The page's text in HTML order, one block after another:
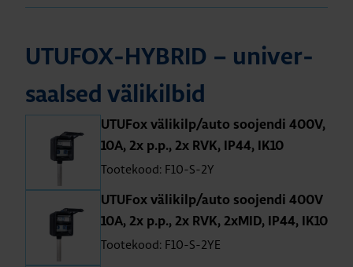
UTU­FOX-HYB­RID – uni­ver­
saal­sed väli­kil­bid
UTU­Fox väli­kilp/auto soo­jendi 400V,
10A, 2x p.p., 2x RVK, IP44, IK10
Tootekood: F10-S-2Y
UTU­Fox väli­kilp/auto soo­jendi 400V
10A, 2x p.p., 2x RVK, 2xMID, IP44, IK10
Tootekood: F10-S-2YE